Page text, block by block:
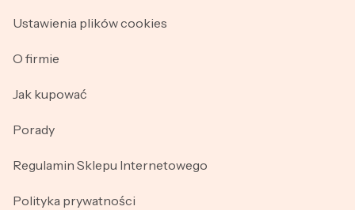
Ustawienia plików cookies
O firmie
Jak kupować
Porady
Regulamin Sklepu Internetowego
Polityka prywatności